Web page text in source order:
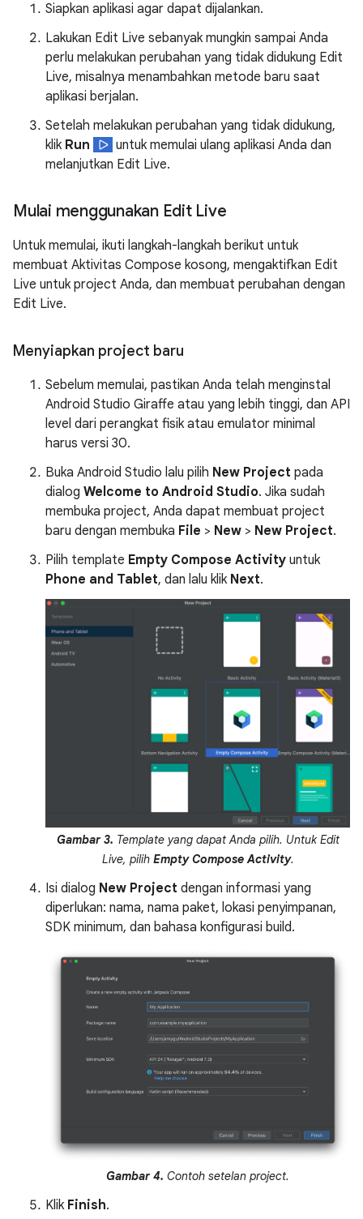
Siapkan aplikasi agar dapat dijalankan.
Lakukan Edit Live sebanyak mungkin sampai Anda
perlu melakukan perubahan yang tidak didukung Edit
Live, misalnya menambahkan metode baru saat
aplikasi berjalan.
Setelah melakukan perubahan yang tidak didukung,
klik Run
untuk memulai ulang aplikasi Anda dan
melanjutkan Edit Live.
Mulai menggunakan Edit Live
Untuk memulai, ikuti langkah-langkah berikut untuk
membuat Aktivitas Compose kosong, mengaktifkan Edit
Live untuk project Anda, dan membuat perubahan dengan
Edit Live.
Menyiapkan project baru
Sebelum memulai, pastikan Anda telah menginstal
Android Studio Giraffe atau yang lebih tinggi, dan API
level dari perangkat fisik atau emulator minimal
harus versi 30.
Buka Android Studio lalu pilih New Project pada
dialog Welcome to Android Studio. Jika sudah
membuka project, Anda dapat membuat project
baru dengan membuka File > New > New Project.
Pilih template Empty Compose Activity untuk
Phone and Tablet, dan lalu klik Next.
Gambar 3. Template yang dapat Anda pilih. Untuk Edit
Live, pilih Empty Compose Activity.
Isi dialog New Project dengan informasi yang
diperlukan: nama, nama paket, lokasi penyimpanan,
SDK minimum, dan bahasa konfigurasi build.
Gambar 4. Contoh setelan project.
Klik Finish.